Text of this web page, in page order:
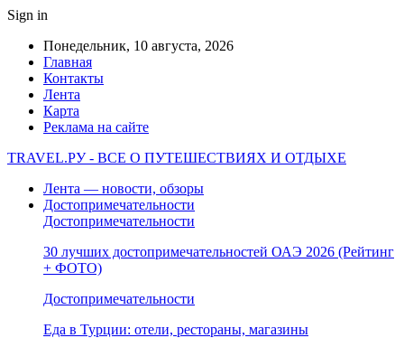
Sign in
Понедельник, 10 августа, 2026
Главная
Контакты
Лента
Карта
Реклама на сайте
TRAVEL.РУ - ВСЕ О ПУТЕШЕСТВИЯХ И ОТДЫХЕ
Лента — новости, обзоры
Достопримечательности
Достопримечательности
30 лучших достопримечательностей ОАЭ 2026 (Рейтинг
+ ФОТО)
Достопримечательности
Еда в Турции: отели, рестораны, магазины